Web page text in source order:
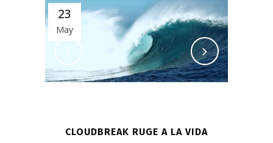
23
May
CLOUDBREAK RUGE A LA VIDA